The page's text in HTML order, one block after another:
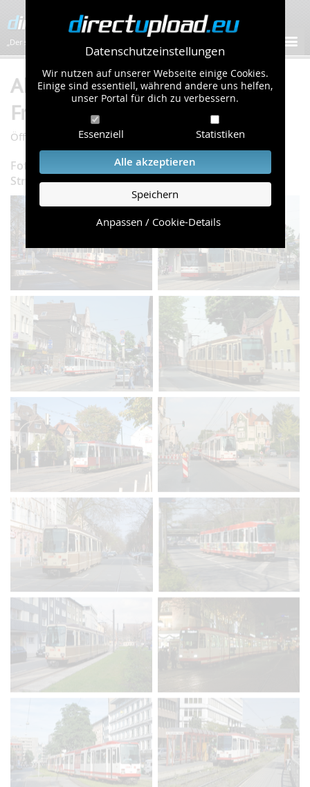
Datenschutzeinstellungen
Wir nutzen auf unserer Webseite einige Cookies.
Einige sind essentiell, während andere uns helfen,
unser Portal für dich zu verbessern.
Essenziell Statistiken
Alle akzeptieren
Speichern
Anpassen / Cookie-Details
„Der schnellste Bilder-Hoster im Web!”
Album "Straßenbahnen" von
Frank St. (450 Bilder)
Öffentliche Galerie/Autos & Verkehr /Straßenbahnen
Fotos zu Straßenbahnen und Gleis- und
Streckeneinrichtungen